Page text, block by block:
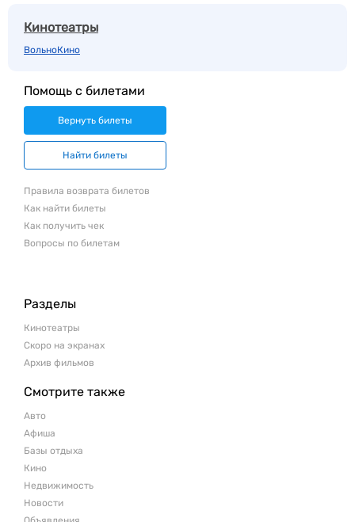
Кинотеатры
ВольноКино
Помощь с билетами
Вернуть билеты
Найти билеты
Правила возврата билетов
Как найти билеты
Как получить чек
Вопросы по билетам
Разделы
Кинотеатры
Скоро на экранах
Архив фильмов
Смотрите также
Авто
Афиша
Базы отдыха
Кино
Недвижимость
Новости